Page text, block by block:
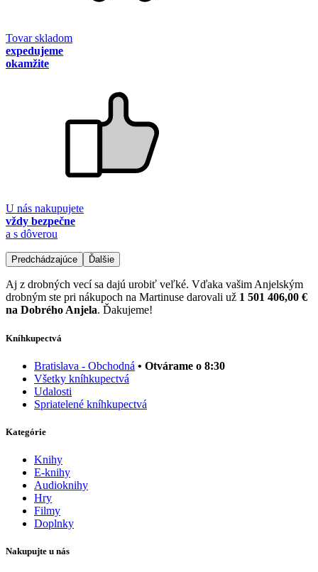
Tovar skladom
expedujeme
okamžite
U nás nakupujete
vždy bezpečne
a s dôverou
Predchádzajúce Ďalšie
Aj z drobných vecí sa dajú urobiť veľké. Vďaka vašim Anjelským
drobným ste pri nákupoch na Martinuse darovali už 1 501 406,00 €
na Dobrého Anjela. Ďakujeme!
Kníhkupectvá
Bratislava - Obchodná • Otvárame o 8:30
Všetky kníhkupectvá
Udalosti
Spriatelené kníhkupectvá
Kategórie
Knihy
E-knihy
Audioknihy
Hry
Filmy
Doplnky
Nakupujte u nás